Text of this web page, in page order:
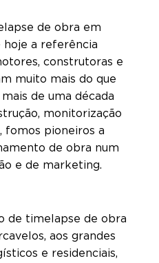
de obra em
hoje a referência
construtoras e
muito mais do que
de uma década
monitorização
fomos pioneiros a
de obra num
e de marketing.
de timelapse de obra
aos grandes
e residenciais,